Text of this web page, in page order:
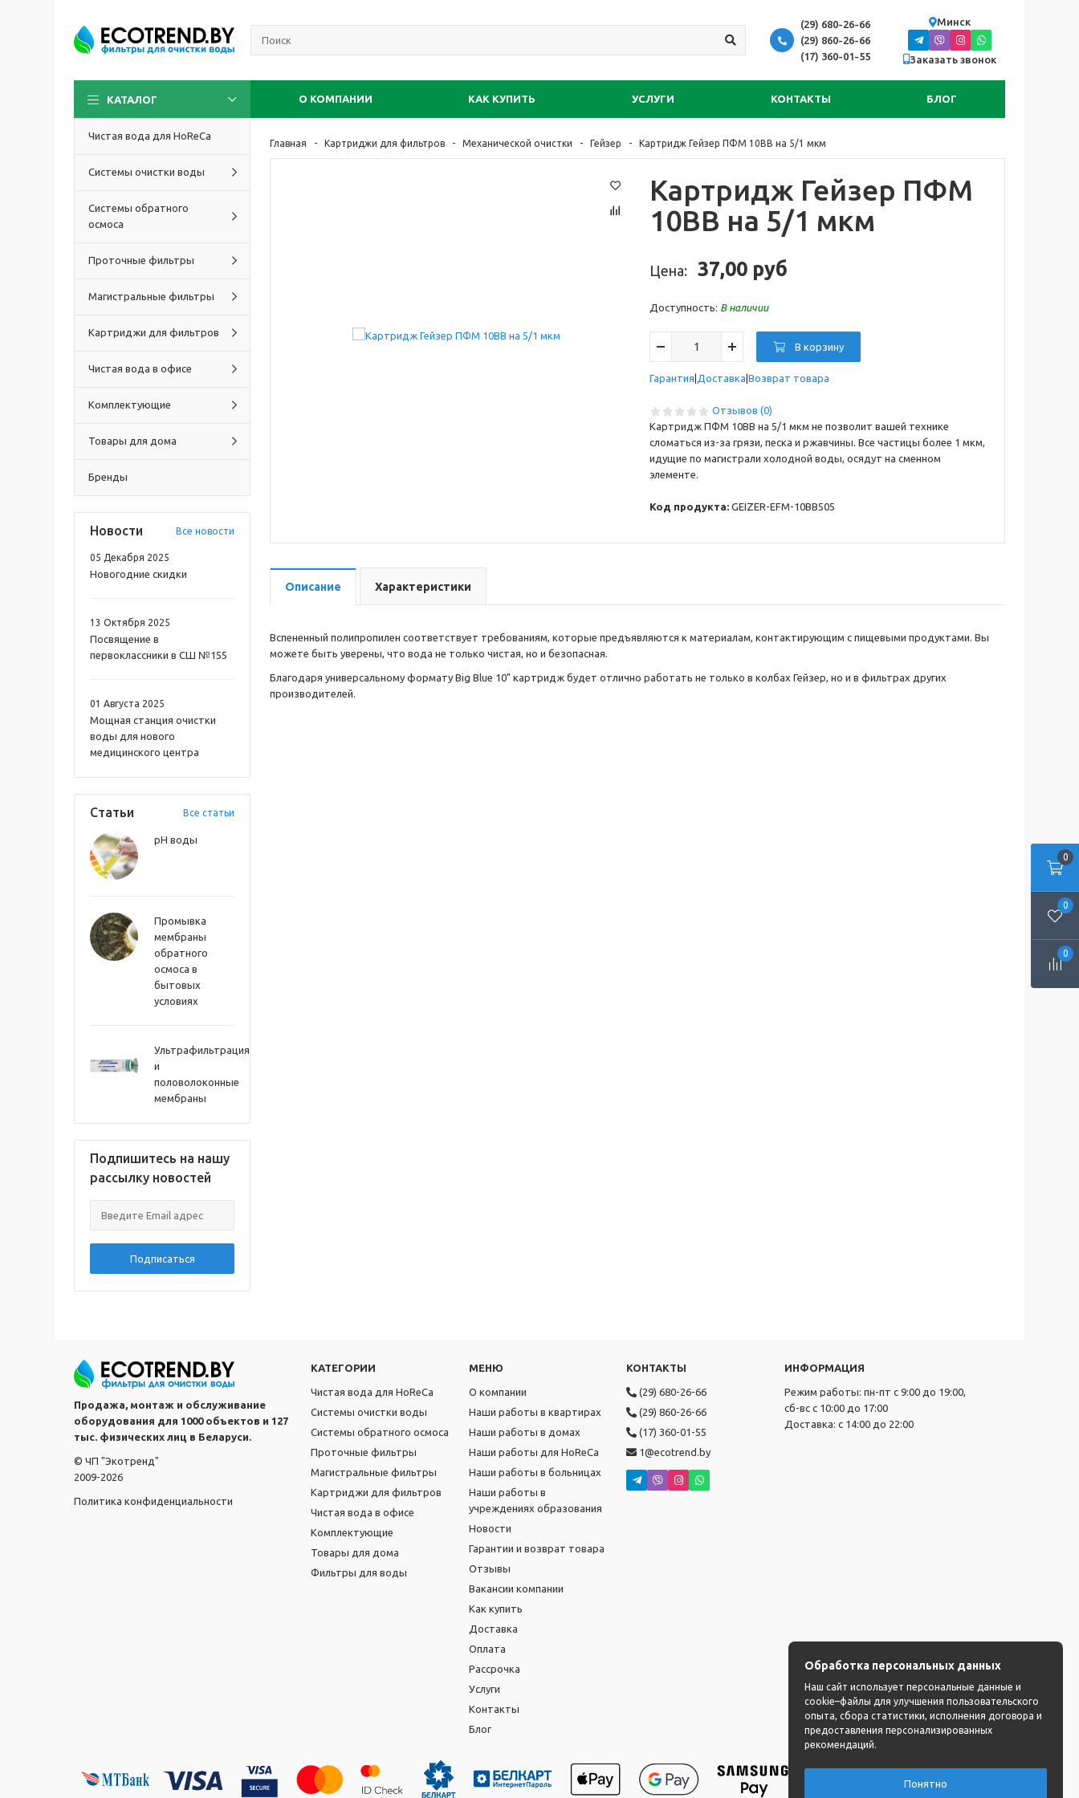
(29) 680-26-66
(29) 860-26-66
(17) 360-01-55
Минск
Заказать звонок
КАТАЛОГ О КОМПАНИИ КАК КУПИТЬ УСЛУГИ КОНТАКТЫ БЛОГ
0
0
0
Чистая вода для HoReCa
Системы очистки воды
Системы обратного
осмоса
Проточные фильтры
Магистральные фильтры
Картриджи для фильтров
Чистая вода в офисе
Комплектующие
Товары для дома
Бренды
Новости Все новости
05 Декабря 2025
Новогодние скидки
13 Октября 2025
Посвящение в
первоклассники в СШ №155
01 Августа 2025
Мощная станция очистки
воды для нового
медицинского центра
Статьи Все статьи
pH воды
Промывка
мембраны
обратного
осмоса в
бытовых
условиях
Ультрафильтрация
и
половолоконные
мембраны
Подпишитесь на нашу
рассылку новостей
Подписаться
Главная Картриджи для фильтров Механической очистки Гейзер Картридж Гейзер ПФМ 10BB на 5/1 мкм
Картридж Гейзер ПФМ
10BB на 5/1 мкм
Цена: 37,00 руб
Доступность: В наличии
В корзину
Гарантия Доставка Возврат товара
Отзывов (0)
Картридж ПФМ 10BB на 5/1 мкм не позволит вашей технике
сломаться из-за грязи, песка и ржавчины. Все частицы более 1 мкм,
идущие по магистрали холодной воды, осядут на сменном
элементе.
Код продукта: GEIZER-EFM-10BB505
Описание Характеристики
Вспененный полипропилен соответствует требованиям, которые предъявляются к материалам, контактирующим с пищевыми продуктами. Вы
можете быть уверены, что вода не только чистая, но и безопасная.
Благодаря универсальному формату Big Blue 10" картридж будет отлично работать не только в колбах Гейзер, но и в фильтрах других
производителей.
Продажа, монтаж и обслуживание
оборудования для 1000 объектов и 127
тыс. физических лиц в Беларуси.
© ЧП "Экотренд"
2009-2026
Политика конфиденциальности
КАТЕГОРИИ
Чистая вода для HoReCa
Системы очистки воды
Системы обратного осмоса
Проточные фильтры
Магистральные фильтры
Картриджи для фильтров
Чистая вода в офисе
Комплектующие
Товары для дома
Фильтры для воды
МЕНЮ
О компании
Наши работы в квартирах
Наши работы в домах
Наши работы для HoReCa
Наши работы в больницах
Наши работы в
учреждениях образования
Новости
Гарантии и возврат товара
Отзывы
Вакансии компании
Как купить
Доставка
Оплата
Рассрочка
Услуги
Контакты
Блог
КОНТАКТЫ
(29) 680-26-66
(29) 860-26-66
(17) 360-01-55
1@ecotrend.by
ИНФОРМАЦИЯ
Режим работы: пн-пт с 9:00 до 19:00,
сб-вс с 10:00 до 17:00
Доставка: с 14:00 до 22:00
Обработка персональных данных
Наш сайт использует персональные данные и
cookie–файлы для улучшения пользовательского
опыта, сбора статистики, исполнения договора и
предоставления персонализированных
рекомендаций.
Понятно